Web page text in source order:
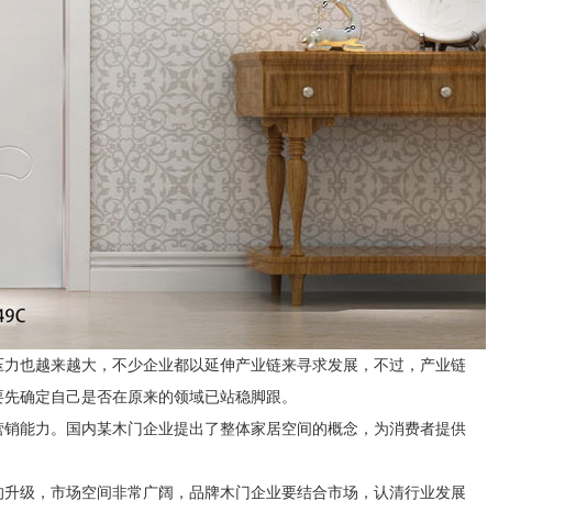
也越来越大，不少企业都以延伸产业链来寻求发展，不过，产业链
确定自己是否在原来的领域已站稳脚跟。
能力。国内某木门企业提出了整体家居空间的概念，为消费者提供
级，市场空间非常广阔，品牌木门企业要结合市场，认清行业发展